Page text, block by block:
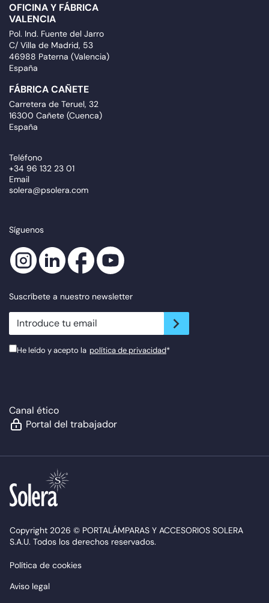
OFICINA Y FÁBRICA
VALENCIA
Pol. Ind. Fuente del Jarro
C/ Villa de Madrid, 53
46988 Paterna (Valencia)
España
FÁBRICA CAÑETE
Carretera de Teruel, 32
16300 Cañete (Cuenca)
España
Teléfono
+34 96 132 23 01
Email
solera@psolera.com
Síguenos
Suscríbete a nuestro newsletter
newsletter.suscribe
He leído y acepto la política de privacidad*
Canal ético
Portal del trabajador
Copyright 2026 © PORTALÁMPARAS Y ACCESORIOS SOLERA
S.A.U. Todos los derechos reservados.
Política de cookies
Aviso legal